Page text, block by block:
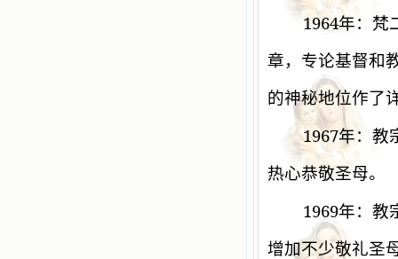
1964年：梵
章，专论基督和
的神秘地位作了
1967年：教
热心恭敬圣母。
1969年：教
增加不少敬礼圣